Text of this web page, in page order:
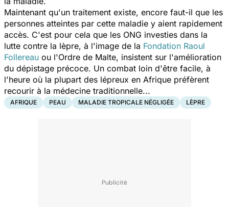
Maintenant qu'un traitement existe, encore faut-il que les
personnes atteintes par cette maladie y aient rapidement
accès. C'est pour cela que les ONG investies dans la
lutte contre la lèpre, à l'image de la Fondation Raoul
Follereau ou l'Ordre de Malte, insistent sur l'amélioration
du dépistage précoce. Un combat loin d'être facile, à
l'heure où la plupart des lépreux en Afrique préfèrent
recourir à la médecine traditionnelle...
AFRIQUE PEAU MALADIE TROPICALE NÉGLIGÉE LÈPRE